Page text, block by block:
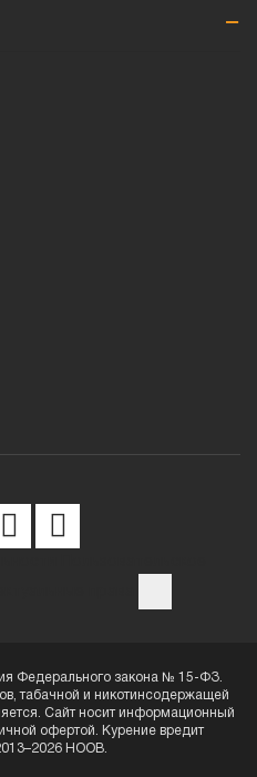
Федерального закона № 15-ФЗ.
табачной и никотинсодержащей
Сайт носит информационный
офертой. Курение вредит
HOOB.